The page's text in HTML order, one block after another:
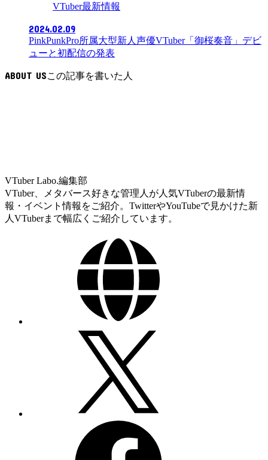
VTuber最新情報
2024.02.09
PinkPunkPro所属大型新人声優VTuber「御桜奏音」デビ
ューと初配信の発表
ABOUT US
VTuber Labo.編集部
VTuber、メタバース好きな管理人が人気VTuberの最新情
報・イベント情報をご紹介。TwitterやYouTubeで見かけた新
人VTuberまで幅広くご紹介しています。